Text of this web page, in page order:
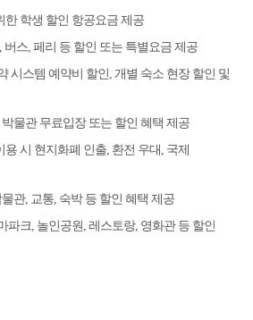
한 학생 할인 항공요금 제공
버스, 페리 등 할인 또는 특별요금 제공
시스템 예약비 할인, 개별 숙소 현장 할인 및
물관 무료입장 또는 할인 혜택 제공
용 시 현지화폐 인출, 환전 우대, 국제
관, 교통, 숙박 등 할인 혜택 제공
파크, 놀인공원, 레스토랑, 영화관 등 할인